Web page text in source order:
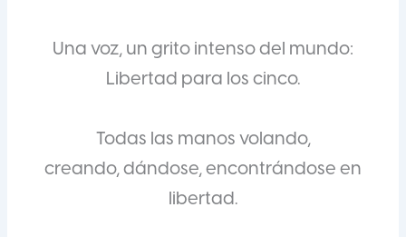
Una voz, un grito intenso del mundo:
Libertad para los cinco.
Todas las manos volando,
creando, dándose, encontrándose en
libertad.